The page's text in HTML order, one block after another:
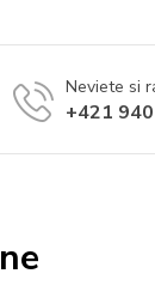
Neviete si
+421